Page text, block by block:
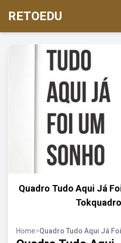
RETOEDU
Quadro Tudo Aqui Já
Home>Quadro Tudo Aqui Já